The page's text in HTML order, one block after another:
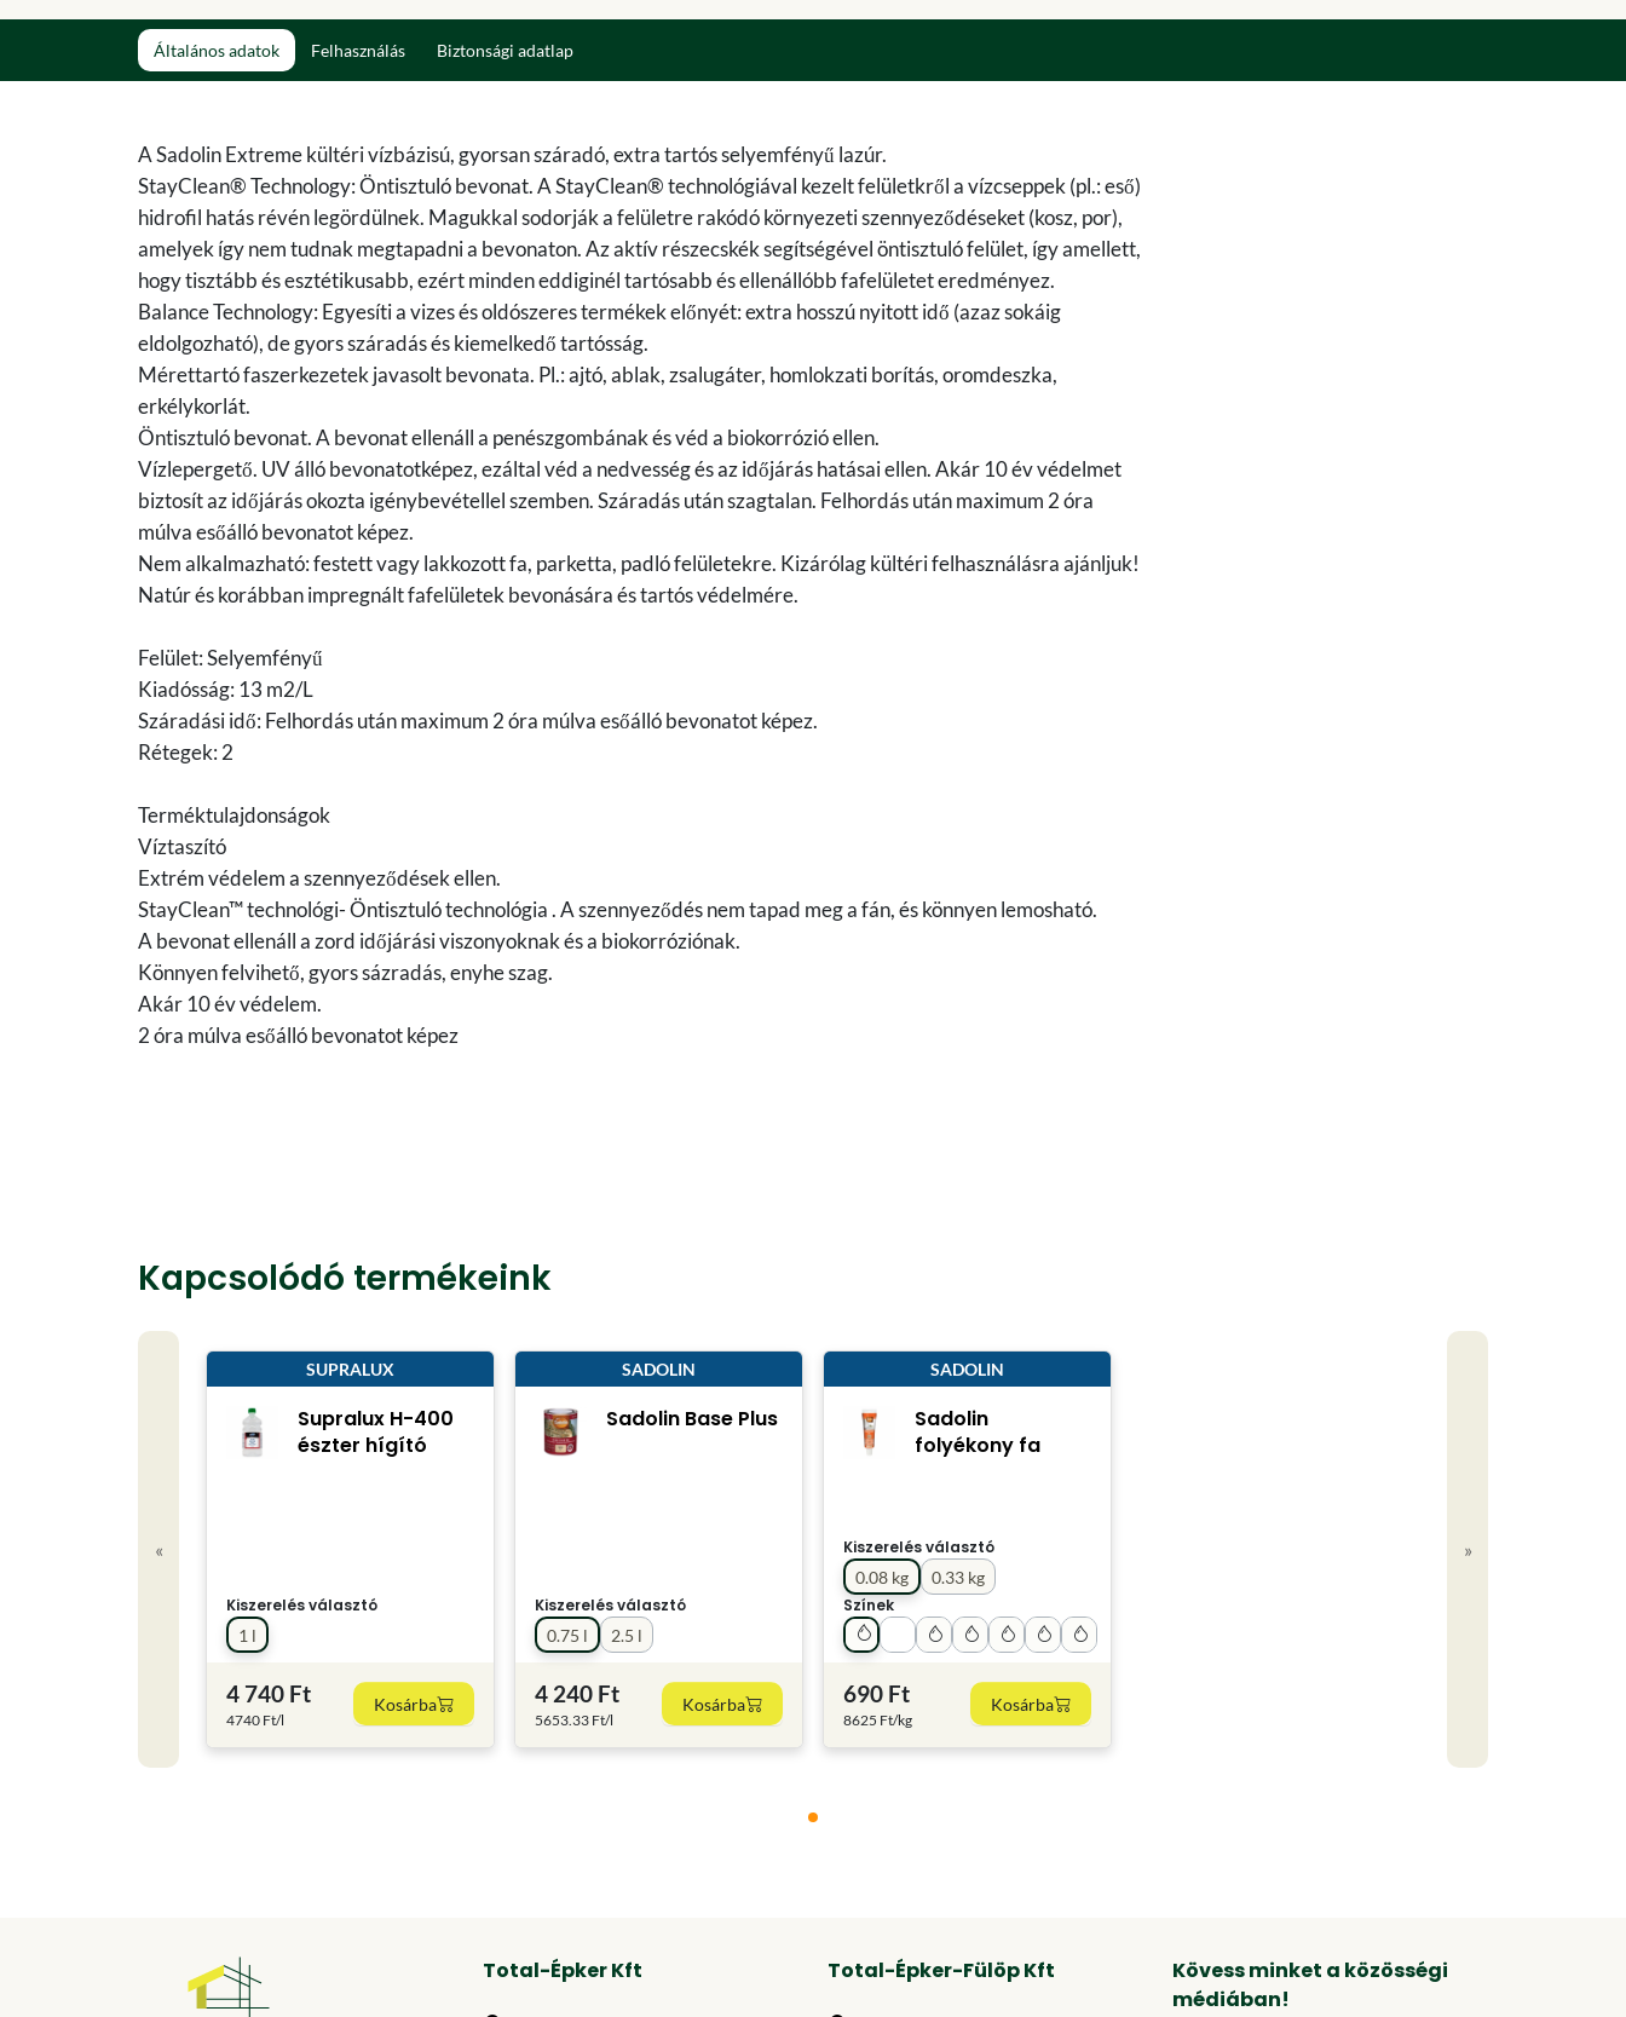
Általános adatok Felhasználás Biztonsági adatlap
A Sadolin Extreme kültéri vízbázisú, gyorsan száradó, extra tartós selyemfényű lazúr.
StayClean® Technology: Öntisztuló bevonat. A StayClean® technológiával kezelt felületkről a vízcseppek (pl.: eső)
hidrofil hatás révén legördülnek. Magukkal sodorják a felületre rakódó környezeti szennyeződéseket (kosz, por),
amelyek így nem tudnak megtapadni a bevonaton. Az aktív részecskék segítségével öntisztuló felület, így amellett,
hogy tisztább és esztétikusabb, ezért minden eddiginél tartósabb és ellenállóbb fafelületet eredményez.
Balance Technology: Egyesíti a vizes és oldószeres termékek előnyét: extra hosszú nyitott idő (azaz sokáig
eldolgozható), de gyors száradás és kiemelkedő tartósság.
Mérettartó faszerkezetek javasolt bevonata. Pl.: ajtó, ablak, zsalugáter, homlokzati borítás, oromdeszka,
erkélykorlát.
Öntisztuló bevonat. A bevonat ellenáll a penészgombának és véd a biokorrózió ellen.
Vízlepergető. UV álló bevonatotképez, ezáltal véd a nedvesség és az időjárás hatásai ellen. Akár 10 év védelmet
biztosít az időjárás okozta igénybevétellel szemben. Száradás után szagtalan. Felhordás után maximum 2 óra
múlva esőálló bevonatot képez.
Nem alkalmazható: festett vagy lakkozott fa, parketta, padló felületekre. Kizárólag kültéri felhasználásra ajánljuk!
Natúr és korábban impregnált fafelületek bevonására és tartós védelmére.
Felület: Selyemfényű
Kiadósság: 13 m2/L
Száradási idő: Felhordás után maximum 2 óra múlva esőálló bevonatot képez.
Rétegek: 2
Terméktulajdonságok
Víztaszító
Extrém védelem a szennyeződések ellen.
StayClean™ technológi- Öntisztuló technológia . A szennyeződés nem tapad meg a fán, és könnyen lemosható.
A bevonat ellenáll a zord időjárási viszonyoknak és a biokorróziónak.
Könnyen felvihető, gyors sázradás, enyhe szag.
Akár 10 év védelem.
2 óra múlva esőálló bevonatot képez
Kapcsolódó termékeink
«
SUPRALUX
Supralux H-400
észter hígító
Kiszerelés választó
1 l
4 740 Ft
4740 Ft/l
Kosárba
SADOLIN
Sadolin Base Plus
Kiszerelés választó
0.75 l
2.5 l
4 240 Ft
5653.33 Ft/l
Kosárba
SADOLIN
Sadolin
folyékony fa
Kiszerelés választó
0.08 kg
0.33 kg
Színek
690 Ft
8625 Ft/kg
Kosárba
»
Total-Épker Kft Total-Épker-Fülöp Kft
Kövess minket a közösségi
médiában!